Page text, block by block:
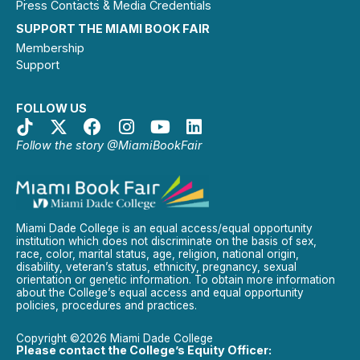
SUPPORT THE MIAMI BOOK FAIR
Membership
Support
FOLLOW US
Follow the story @MiamiBookFair
Press Contacts & Media Credentials
Miami Dade College is an equal access/equal opportunity
institution which does not discriminate on the basis of sex,
race, color, marital status, age, religion, national origin,
disability, veteran’s status, ethnicity, pregnancy, sexual
orientation or genetic information. To obtain more information
about the College’s equal access and equal opportunity
policies, procedures and practices.
Copyright ©2026 Miami Dade College
Please contact the College’s Equity Officer: